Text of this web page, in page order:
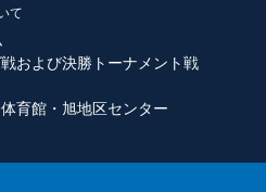
て
および決勝トーナメント戦
育館・旭地区センター